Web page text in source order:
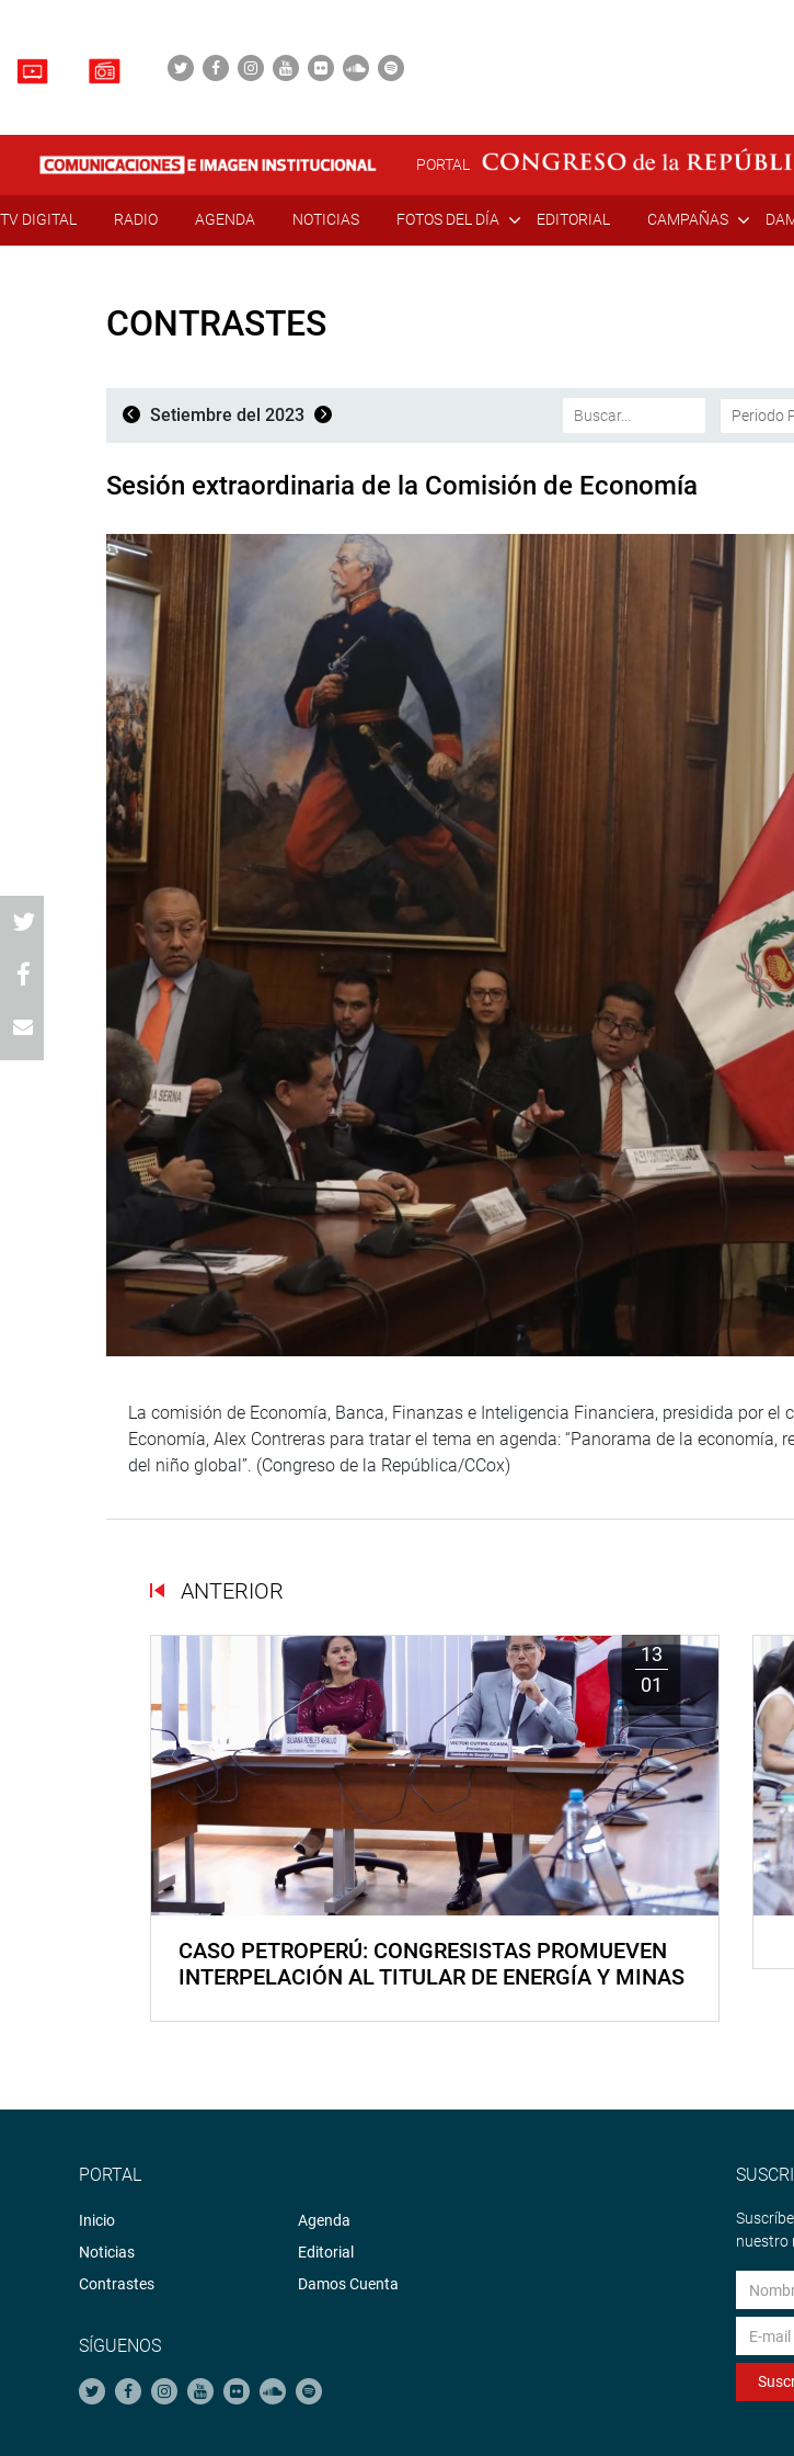
PORTAL
TV DIGITAL RADIO AGENDA NOTICIAS FOTOS DEL DÍA EDITORIAL CAMPAÑAS
CONTRASTES
Setiembre del 2023
Sesión extraordinaria de la Comisión de Economía
La comisión de Economía, Banca, Finanzas e Inteligencia Financiera, presidida por
Economía, Alex Contreras para tratar el tema en agenda: “Panorama de la
del niño global”. (Congreso de la República/CCox)
ANTERIOR
13
01
CASO PETROPERÚ: CONGRESISTAS PROMUEVEN
INTERPELACIÓN AL TITULAR DE ENERGÍA Y MINAS
PORTAL
Inicio
Noticias
Contrastes
Agenda
Editorial
Damos Cuenta
SÍGUENOS
nuestro